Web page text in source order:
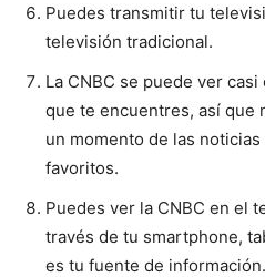
Puedes transmitir tu
televisión tradicional.
La CNBC se puede ver
que te encuentres, así que
un momento de las
favoritos.
Puedes ver la CNBC en el
través de tu smartphone,
es tu fuente de información.